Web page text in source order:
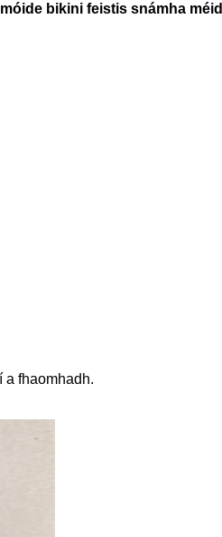
bikini feistis snámha méid
a fhaomhadh.